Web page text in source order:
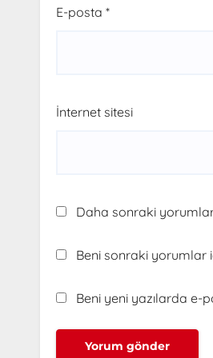
E-posta *
İnternet sitesi
Daha sonraki
Beni sonraki yorumlar
Beni yeni yazılarda e-